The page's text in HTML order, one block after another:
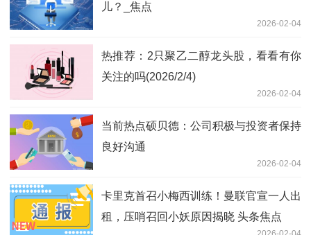
儿？_焦点
2026-02-04
热推荐：2只聚乙二醇龙头股，看看有你
关注的吗(2026/2/4)
2026-02-04
当前热点硕贝德：公司积极与投资者保持
良好沟通
2026-02-04
卡里克首召小梅西训练！曼联官宣一人出
租，压哨召回小妖原因揭晓 头条焦点